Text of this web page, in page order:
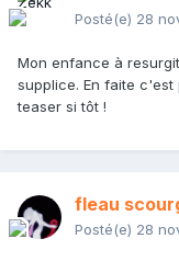
Posté(e) 28
Mon enfance à
supplice. En faite
teaser si tôt !
fleau
Posté(e) 28